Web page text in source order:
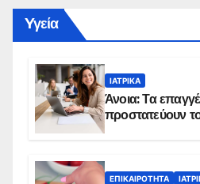
Yγεία
ΙΑΤΡΙΚΆ
Άνοια: Τα
προστατεύουν
ΕΠΙΚΑΙΡΌΤΗΤΑ